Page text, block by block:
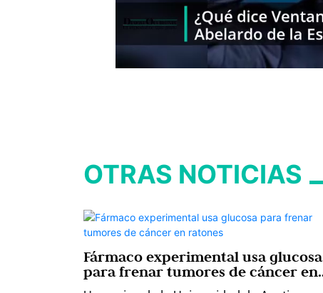
OTRAS NOTICIAS
Fármaco experimental usa glucosa
para frenar tumores de cáncer en
ratones